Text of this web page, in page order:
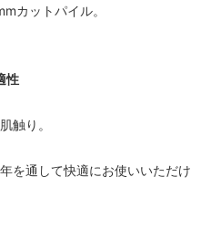
カットパイル。
性
触り。
を通して快適にお使いいただけ